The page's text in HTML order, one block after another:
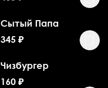
Сытый Папа
345 ₽
Чизбургер
160 ₽